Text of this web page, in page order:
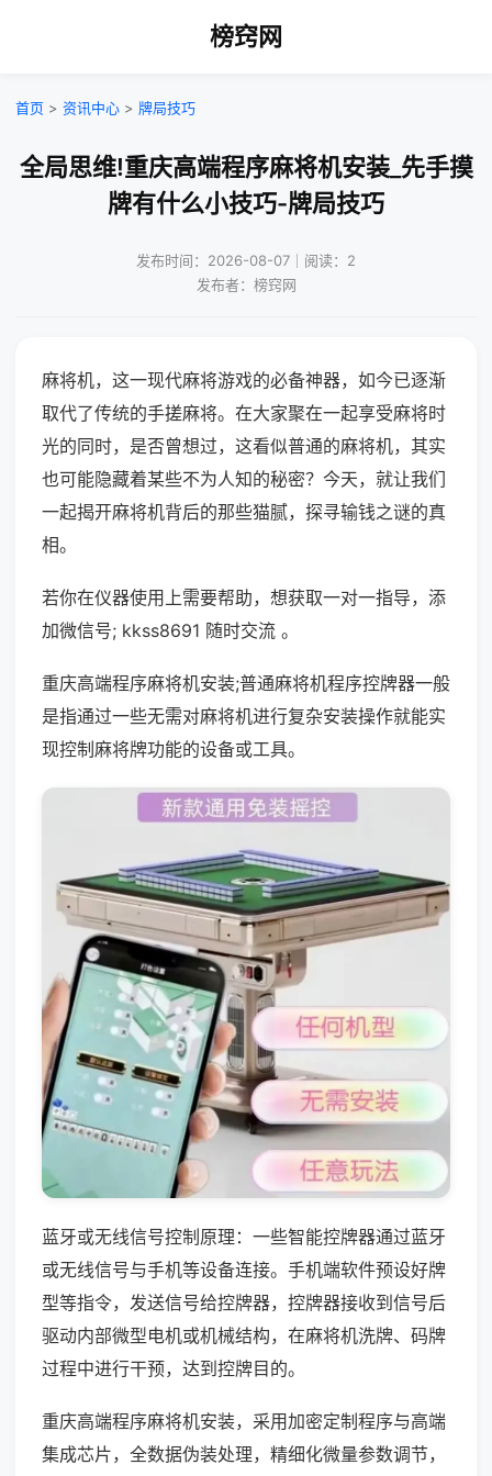
榜窍网
首页 > 资讯中心 > 牌局技巧
全局思维!重庆高端程序麻将机安装_先手摸
牌有什么小技巧-牌局技巧
发布时间：2026-08-07｜阅读：2
发布者：榜窍网
麻将机，这一现代麻将游戏的必备神器，如今已逐渐
取代了传统的手搓麻将。在大家聚在一起享受麻将时
光的同时，是否曾想过，这看似普通的麻将机，其实
也可能隐藏着某些不为人知的秘密？今天，就让我们
一起揭开麻将机背后的那些猫腻，探寻输钱之谜的真
相。
若你在仪器使用上需要帮助，想获取一对一指导，添
加微信号; kkss8691 随时交流 。
重庆高端程序麻将机安装;普通麻将机程序控牌器一般
是指通过一些无需对麻将机进行复杂安装操作就能实
现控制麻将牌功能的设备或工具。
蓝牙或无线信号控制原理：一些智能控牌器通过蓝牙
或无线信号与手机等设备连接。手机端软件预设好牌
型等指令，发送信号给控牌器，控牌器接收到信号后
驱动内部微型电机或机械结构，在麻将机洗牌、码牌
过程中进行干预，达到控牌目的。
重庆高端程序麻将机安装，采用加密定制程序与高端
集成芯片，全数据伪装处理，精细化微量参数调节，